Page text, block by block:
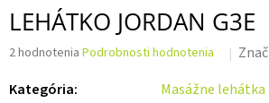
LEHÁTKO JORDAN G3E
Priemerné
produktu
2 hodnotenia Podrobnosti hodnotenia
Kategória:
Masážne lehátka